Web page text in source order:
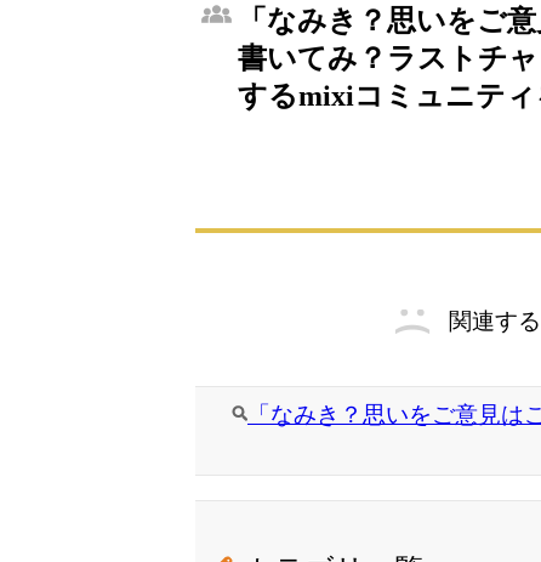
「なみき？思いをご
書いてみ？ラストチ
するmixiコミュニティ
関連す
「なみき？思いをご意見